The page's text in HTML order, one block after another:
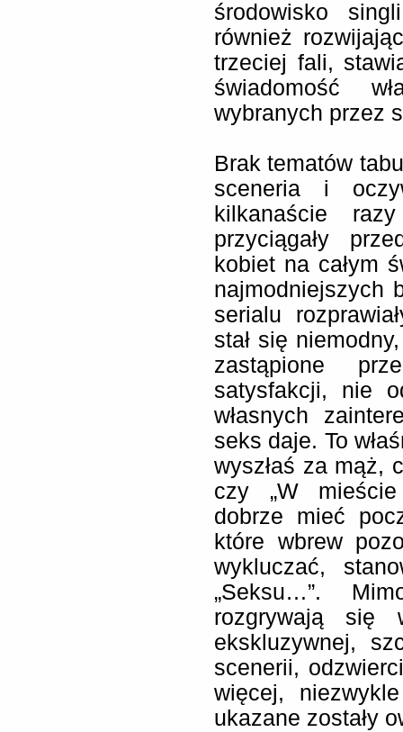
środowisko
również
trzeciej fali,
świadomość
wybranych przez
Brak tematów
sceneria i
kilkanaście
przyciągały
kobiet na całym
najmodniejszych
serialu
stał się
zastąpione
satysfakcji, nie
własnych
seks daje. To
wyszłaś za mąż,
czy „W mieście
dobrze mieć
które wbrew
wykluczać,
„Seksu…”.
rozgrywają się
ekskluzywnej,
scenerii,
więcej,
ukazane zostały